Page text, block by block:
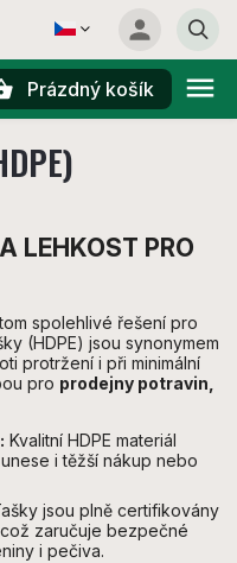
Prázdný košík
LEHKOST PRO
spolehlivé řešení pro
(HDPE) jsou synonymem
protržení i při minimální
pro prodejny potravin,
Kvalitní HDPE materiál
i těžší nákup nebo
jsou plně certifikovány
zaručuje bezpečné
i pečiva.